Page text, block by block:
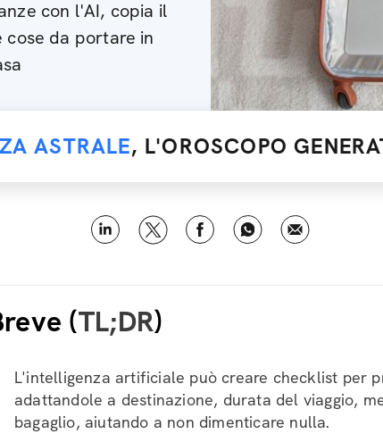
con l'AI, copia il
cose da portare in
ASTRALE, L'OROSCOPO
(TL;DR)
L'intelligenza artificiale può creare checklist per
adattandole a destinazione, durata del viaggio,
bagaglio, aiutando a non dimenticare nulla.